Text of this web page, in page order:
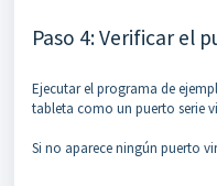
Paso 4: Verificar el
Ejecutar el programa de
tableta como un puerto serie
Si no aparece ningún puerto